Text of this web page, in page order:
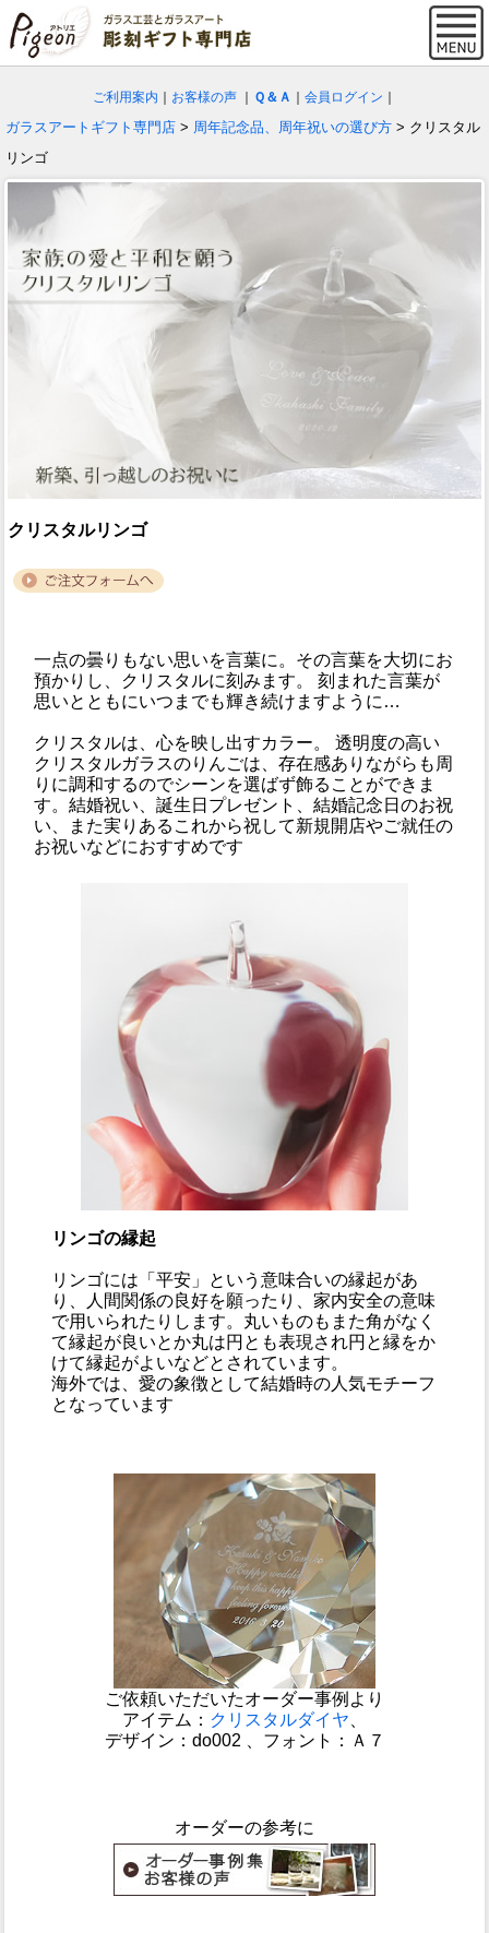
ご利用案内 お客様の声 Ｑ＆Ａ 会員ログイン
ガラスアートギフト専門店 > 周年記念品、周年祝いの選び方 > クリスタル
リンゴ
クリスタルリンゴ
一点の曇りもない思いを言葉に。その言葉を大切にお
預かりし、クリスタルに刻みます。 刻まれた言葉が
思いとともにいつまでも輝き続けますように…
クリスタルは、心を映し出すカラー。 透明度の高い
クリスタルガラスのりんごは、存在感ありながらも周
りに調和するのでシーンを選ばず飾ることができま
す。結婚祝い、誕生日プレゼント、結婚記念日のお祝
い、また実りあるこれから祝して新規開店やご就任の
お祝いなどにおすすめです
リンゴの縁起
リンゴには「平安」という意味合いの縁起があ
り、人間関係の良好を願ったり、家内安全の意味
で用いられたりします。丸いものもまた角がなく
て縁起が良いとか丸は円とも表現され円と縁をか
けて縁起がよいなどとされています。
海外では、愛の象徴として結婚時の人気モチーフ
となっています
ご依頼いただいたオーダー事例より
アイテム： クリスタルダイヤ、
デザイン：do002 、フォント：Ａ７
オーダーの参考に